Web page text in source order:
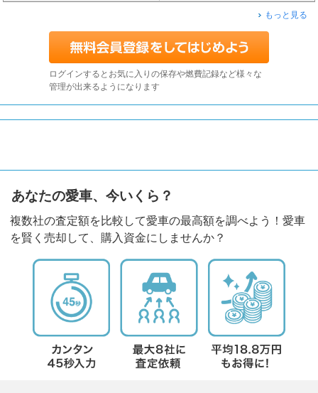
もっと見る
ログインするとお気に入りの保存や燃費記録など様々な
管理が出来るようになります
あなたの愛車、今いくら？
複数社の査定額を比較して愛車の最高額を調べよう！愛車
を賢く売却して、購入資金にしませんか？